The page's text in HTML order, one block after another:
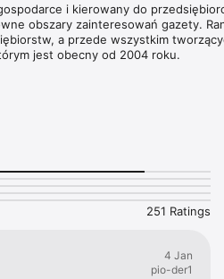
i kierowany do
obszary zainteresowań gazety.
a przede wszystkim
jest obecny od 2004 roku.
i finansów.
na prowadzenie biznesu w Polsce.
to jedna z flagowych publikacji
o najbardziej majętnych
wartość.
251 Ratings
4 Jan
pio-der1